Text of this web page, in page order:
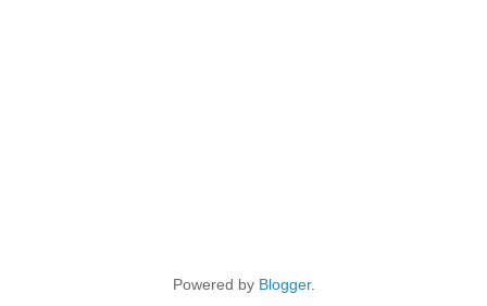
Powered by Blogger.